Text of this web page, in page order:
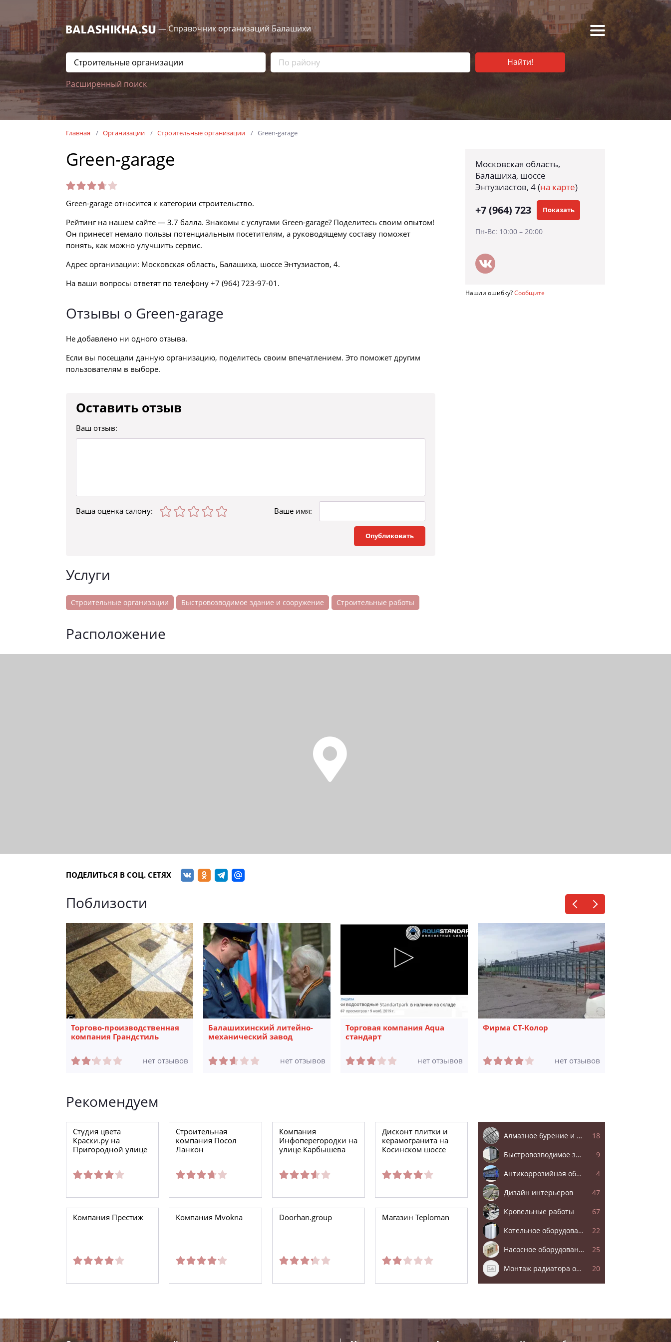
— Справочник организаций Балашихи
Расширенный поиск
Найти!
Главная Организации Строительные организации Green-garage
Green-garage
Московская область,
Балашиха, шоссе
Энтузиастов, 4 (на карте)
+7 (964) 723 Показать
Пн-Вс: 10:00 – 20:00
Нашли ошибку? Сообщите
Green-garage относится к категории строительство.
Рейтинг на нашем сайте — 3.7 балла. Знакомы с услугами Green-garage? Поделитесь своим опытом!
Он принесет немало пользы потенциальным посетителям, а руководящему составу поможет
понять, как можно улучшить сервис.
Адрес организации: Московская область, Балашиха, шоссе Энтузиастов, 4.
На ваши вопросы ответят по телефону +7 (964) 723-97-01.
Отзывы о Green-garage
Не добавлено ни одного отзыва.
Если вы посещали данную организацию, поделитесь своим впечатлением. Это поможет другим
пользователям в выборе.
Оставить отзыв
Ваш отзыв:
Ваша оценка салону: Ваше имя:
Опубликовать
Услуги
Строительные организации Быстровозводимое здание и сооружение Строительные работы
Расположение
ПОДЕЛИТЬСЯ В СОЦ. СЕТЯХ
Поблизости
Торгово-производственная
компания Грандcтиль
нет отзывов
Балашихинский литейно-
механический завод
нет отзывов
Торговая компания Aqua
стандарт
нет отзывов
Фирма СТ-Колор
нет отзывов
Рекомендуем
Студия цвета
Краски.ру на
Пригородной улице
Строительная
компания Посол
Ланкон
Компания
Инфоперегородки на
улице Карбышева
Дисконт плитки и
керамогранита на
Косинском шоссе
Компания Престиж Компания Mvokna Doorhan.group Магазин Teploman
Алмазное бурение и резка 18
Быстровозводимое здание и сооружение 9
Антикоррозийная обработка металлоконструкций 4
Дизайн интерьеров 47
Кровельные работы 67
Котельное оборудование и котлы 22
Насосное оборудование 25
Монтаж радиатора отопления 20